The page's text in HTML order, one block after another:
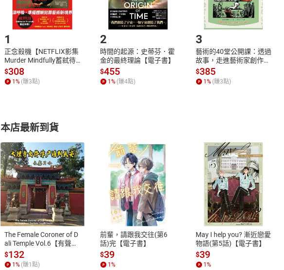
Step1.選擇閱讀載具 Step2.登入
付款方式
ATM轉帳、信用卡、LINE PAY、AFTEE
退換貨規範
本店是否提供消費者保護法七日猶
之權利，遽消費者保護法及通訊交
除權合理例外情事適用準則，依商
質各有不同規定。詳細退換貨說明
照各商品說明。
1
正念殺機【NETFLIX影集
Murder Mindfully蓄弒待
發】【電子書】
$308
1 % (賺3點)
2
時間的起源：史蒂芬．霍
金的最終理論【電子書】
$455
1 % (賺4點)
3
藝術的40堂公開課：透過
故事，走進藝術家創作現
場，看藝術如何誕生、如
何形塑人類生活【電子
書】
$385
1 % (賺3點)
本店最新到貨
The Female Coroner of D
ali Temple Vol.6【有聲
書】
$132
1 % (賺1 點)
前輩，請跟我交往(第6
話)完【電子書】
$39
1 %
May I help you? 漸近戀愛
物語(第5話)【電子書】
$39
1 %